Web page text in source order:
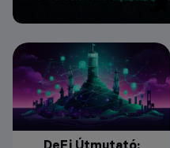
DeFi Útmutató: